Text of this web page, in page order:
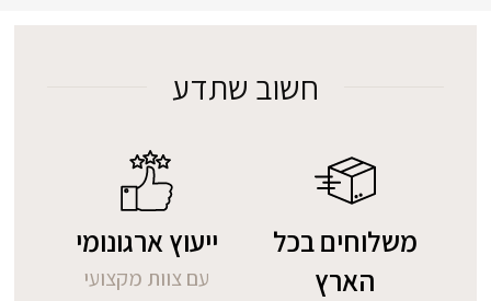
חשוב שתדע
משלוחים בכל
הארץ
ייעוץ ארגונומי
עם צוות מקצועי